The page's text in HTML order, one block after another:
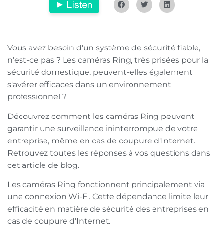
Vous avez besoin d'un système de sécurité fiable,
n'est-ce pas ? Les caméras Ring, très prisées pour la
sécurité domestique, peuvent-elles également
s'avérer efficaces dans un environnement
professionnel ?
Découvrez comment les caméras Ring peuvent
garantir une surveillance ininterrompue de votre
entreprise, même en cas de coupure d'Internet.
Retrouvez toutes les réponses à vos questions dans
cet article de blog.
Les caméras Ring fonctionnent principalement via
une connexion Wi-Fi. Cette dépendance limite leur
efficacité en matière de sécurité des entreprises en
cas de coupure d'Internet.